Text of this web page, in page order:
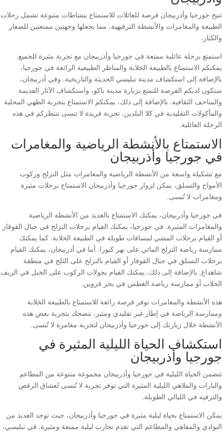
تتيح جورجيا وأذربيجان فرصة للعائلات للاستمتاع بنشاطات متنوعة تشمل رحلات
الطبيعة والمغامرات والأنشطة الترفيهية، مما يجعلها وجهتين ممتعتين للصغار
والكبار.
استمتع برحلة عائلية ممتعة في جورجيا وأذربيجان مع تجربة مثيرة للجميع.
يمكنكم الاستمتاع بالطبيعة الخلابة والمناظر الطبيعية الرائعة في جورجيا،
بالإضافة إلى استكشاف مدينة تبليسي الحديثة والتاريخية. وفي أذربيجان،
ستكون لديكم الفرصة للتمتع بزيارة مدينة باكو، واستكشاف الآثار القديمة
والمتاحف الثقافية. بالإضافة إلى ذلك، يمكنكم الاستمتاع بتجربة الطهي المحلية
والمأكولات التقليدية في كلا البلدين. تجربة فريدة لا تنسى تنتظركم في هذه
الرحلة العائلية.
الاستمتاع بالأنشطة الرياضية والمغامرات
في جورجيا وأذربيجان
مع تشكيلة واسعة من الأنشطة الرياضية والمغامرات مثل التزلج وركوب
الأمواج والتسلق، يمكن لزوار جورجيا وأذربيجان الاستمتاع برحلات مثيرة
ومغامرات لا تُنسى.
في جورجيا وأذربيجان، يمكنك الاستمتاع بالعديد من الأنشطة الرياضية
والمغامرات المثيرة. في جورجيا، يمكنك القيام برحلات التزلج في جبال القوقاز
أو القيام برحلات المشي لمسافات طويلة في الطبيعة الخلابة. كما يمكنك
ممارسة رياضة التزلج المائي على نهر كيورا. أما في أذربيجان، يمكنك القيام
برحلات التسلق في جبال القوقاز أو القيام بالتزلج على الثلج في منطقة
شاهداغ. بالإضافة إلى ذلك، يمكنك القيام بجولات الركوب على الخيل في الريف
الخلاب أو ممارسة رياضة الغطس في بحر قزوين.
هذه الأنشطة والمغامرات توفر فرصة رائعة للاستمتاع بالطبيعة الخلابة
وممارسة الرياضة في إطار غير تقليدي ومثير. ننصحك بتجربة بعض هذه
الأنشطة خلال زيارتك إلى جورجيا وأذربيجان لتجربة مغامرة لا تُنسى.
استكشاف الحياة الليلية المثيرة في
جورجيا وأذربيجان
تتضمن الحياة الليلية في جورجيا وأذربيجان مجموعة متنوعة من المطاعم
والبارات والملاهي الليلية المثيرة التي توفر تجربة لا تُنسى لعشاق الرقص
والترفيه في الليالي الطويلة.
يمكن الاستمتاع بحياة ليلية مثيرة في جورجيا وأذربيجان، حيث توجد العديد من
النوادي والمقاهي والمطاعم التي تقدم تجارب ليلية ممتعة ومثيرة. في تبليسي،